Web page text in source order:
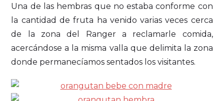
Una de las hembras que no estaba conforme con
la cantidad de fruta ha venido varias veces cerca
de la zona del Ranger a reclamarle comida,
acercándose a la misma valla que delimita la zona
donde permanecíamos sentados los visitantes.